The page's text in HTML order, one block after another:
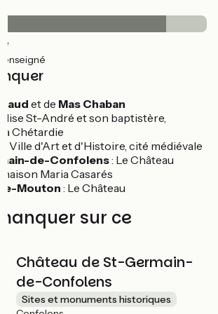
renseigné
et de Mas Chaban
église St-André et son baptistère,
la Chétardie
: Ville d'Art et d'Histoire, cité médiévale
de-Confolens: Le Château
maison Maria Casarés
Mouton: Le Château
sur ce
Château de St-Germain-
de-Confolens
Sites et monuments historiques